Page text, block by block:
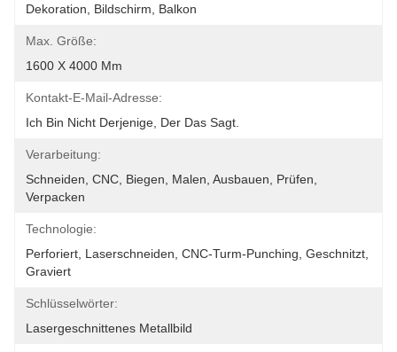
Dekoration, Bildschirm, Balkon
Max. Größe:
1600 X 4000 Mm
Kontakt-E-Mail-Adresse:
Ich Bin Nicht Derjenige, Der Das Sagt.
Verarbeitung:
Schneiden, CNC, Biegen, Malen, Ausbauen, Prüfen,
Verpacken
Technologie:
Perforiert, Laserschneiden, CNC-Turm-Punching, Geschnitzt,
Graviert
Schlüsselwörter:
Lasergeschnittenes Metallbild